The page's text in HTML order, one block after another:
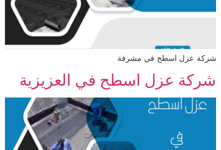
شركة عزل اسطح في مشرفة
شركة عزل اسطح في العزيزية